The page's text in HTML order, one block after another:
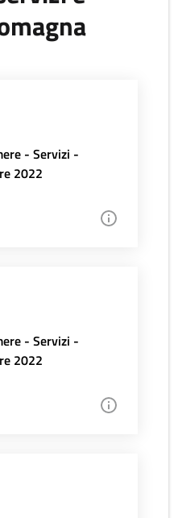
- Servizi -
2022
- Servizi -
2022